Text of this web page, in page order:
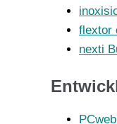
flextor
nexti